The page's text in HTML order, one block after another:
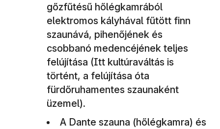
gőzfűtésű hőlégkamrából
elektromos kályhával fűtött finn
szaunává, pihenőjének és
csobbanó medencéjének teljes
felújítása (Itt kultúraváltás is
történt, a felújítása óta
fürdőruhamentes szaunaként
üzemel).
A Dante szauna (hőlégkamra) és